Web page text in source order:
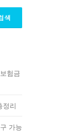
험금
정리
가능